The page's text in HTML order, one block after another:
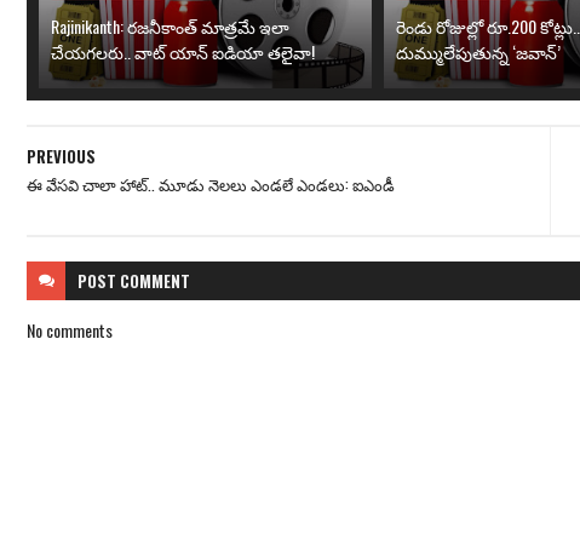
Rajinikanth: రజనీకాంత్ మాత్రమే ఇలా
చేయగలరు.. వాట్ యాన్ ఐడియా తలైవా!
రెండు రోజుల్లో రూ.200
దుమ్ములేపుతున్న ‘జవాన్’
PREVIOUS
ఈ వేసవి చాలా హాట్.. మూడు నెలలు ఎండలే ఎండలు: ఐఎండీ
POST COMMENT
No comments